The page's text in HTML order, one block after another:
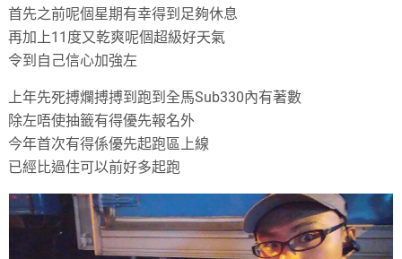
首先之前呢個星期有幸得到足夠休息
再加上11度又乾爽呢個超級好天氣
令到自己信心加強左
上年先死搏爛搏搏到跑到全馬Sub330內有著數
除左唔使抽籤有得優先報名外
今年首次有得係優先起跑區上線
已經比過住可以前好多起跑